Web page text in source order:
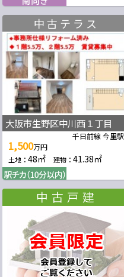
中古テラス
大阪市生野区中川西１丁目
千日前線 今里駅
1,500万円
土地： 48㎡ 建物： 41.38㎡